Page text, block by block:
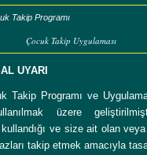
Çocuk Takip Uygulaması
UYARI
Takip Programı ve
üzere
kullandığı ve size ait olan
takip etmek amacıyla